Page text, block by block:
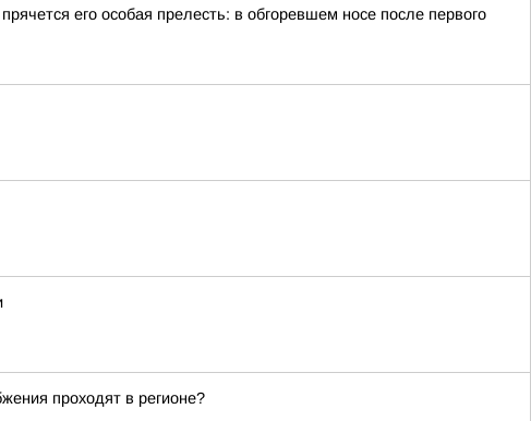
его особая прелесть: в обгоревшем носе после первого
проходят в регионе?